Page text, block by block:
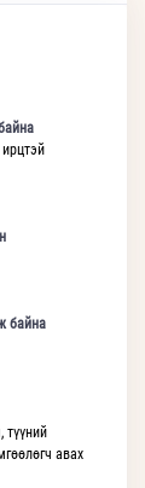
байна
түүний
авах